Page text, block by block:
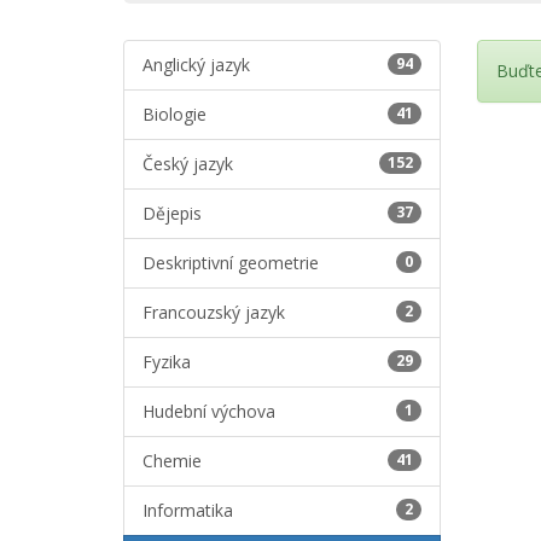
Anglický jazyk 94
Biologie 41
Český jazyk 152
Dějepis 37
Deskriptivní geometrie 0
Francouzský jazyk 2
Fyzika 29
Hudební výchova 1
Chemie 41
Informatika 2